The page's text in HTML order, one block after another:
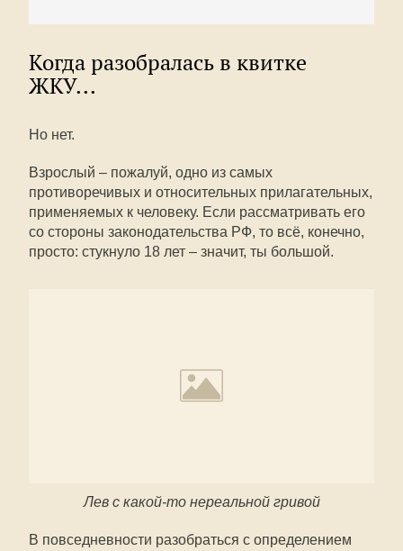
Когда разобралась в квитке
ЖКУ...
Но нет.
Взрослый – пожалуй, одно из самых
противоречивых и относительных прилагательных,
применяемых к человеку. Если рассматривать его
со стороны законодательства РФ, то всё, конечно,
просто: стукнуло 18 лет – значит, ты большой.
Лев с какой-то нереальной гривой
В повседневности разобраться с определением